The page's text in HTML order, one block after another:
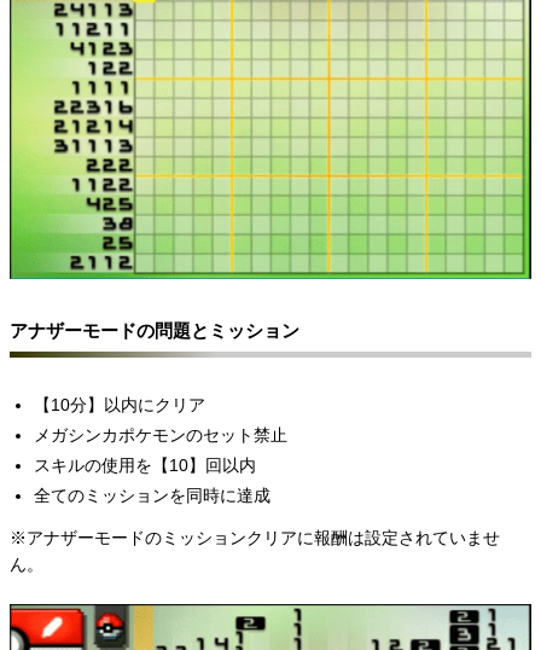
アナザーモードの問題とミッション
【10分】以内にクリア
メガシンカポケモンのセット禁止
スキルの使用を【10】回以内
全てのミッションを同時に達成
※アナザーモードのミッションクリアに報酬は設定されていませ
ん。